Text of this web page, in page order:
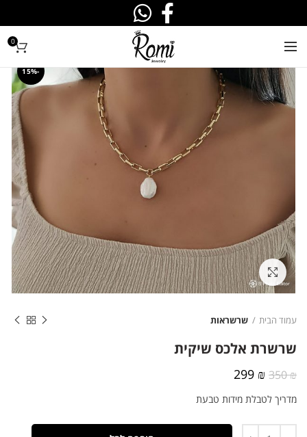
0
-15%
לחצו להגדלה
עמוד הבית שרשראות
שרשרת אלכס שיקית
350₪
המחיר
היה:
299 ₪
הוא:
מדריך לטבלת מידות טבעת